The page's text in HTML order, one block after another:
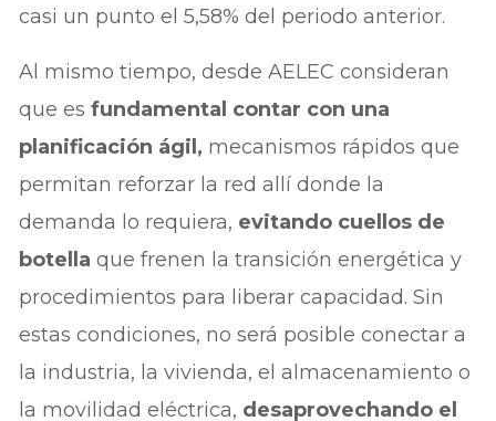
casi un punto el 5,58% del periodo anterior.
Al mismo tiempo, desde AELEC consideran
que esfundamental contar con una
planificación ágil, mecanismos rápidos que
permitan reforzar la red allí donde la
demanda lo requiera, evitando cuellos de
botella que frenen la transición energética y
procedimientos para liberar capacidad. Sin
estas condiciones, no será posible conectar a
la industria, la vivienda, el almacenamiento o
la movilidad eléctrica, desaprovechando el